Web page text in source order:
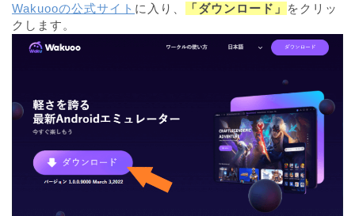
Wakuooの公式サイト に入り、 「ダウンロード」
をクリッ
クします。